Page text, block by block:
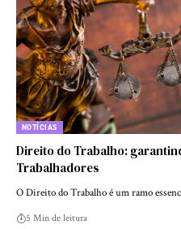
NOTÍCIAS
Direito do Trabalho:
Trabalhadores
O Direito do Trabalho é um ramo
5 Min de leitura